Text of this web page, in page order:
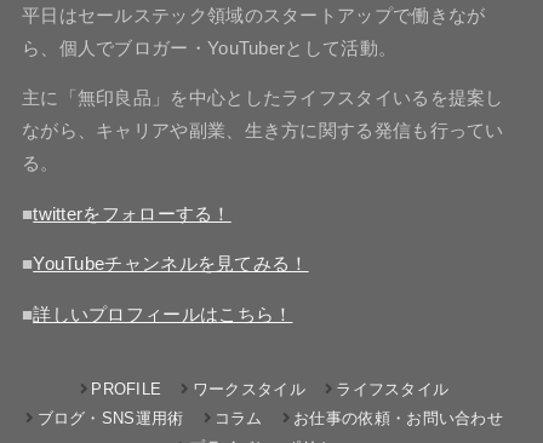
平日はセールステック領域のスタートアップで働きなが
ら、個人でブロガー・YouTuberとして活動。
主に「無印良品」を中心としたライフスタイいるを提案し
ながら、キャリアや副業、生き方に関する発信も行ってい
る。
■twitterをフォローする！
■YouTubeチャンネルを見てみる！
■詳しいプロフィールはこちら！
PROFILE ワークスタイル
ライフスタイル
ブログ・SNS運用術
コラム
お仕事の依頼・お問い合わせ